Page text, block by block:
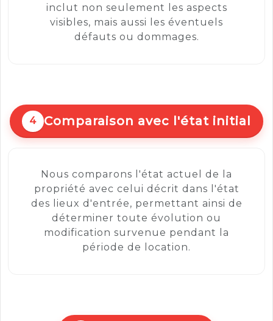
inclut non seulement les aspects
visibles, mais aussi les éventuels
défauts ou dommages.
4 Comparaison avec l'état initial
Nous comparons l'état actuel de la
propriété avec celui décrit dans l'état
des lieux d'entrée, permettant ainsi de
déterminer toute évolution ou
modification survenue pendant la
période de location.